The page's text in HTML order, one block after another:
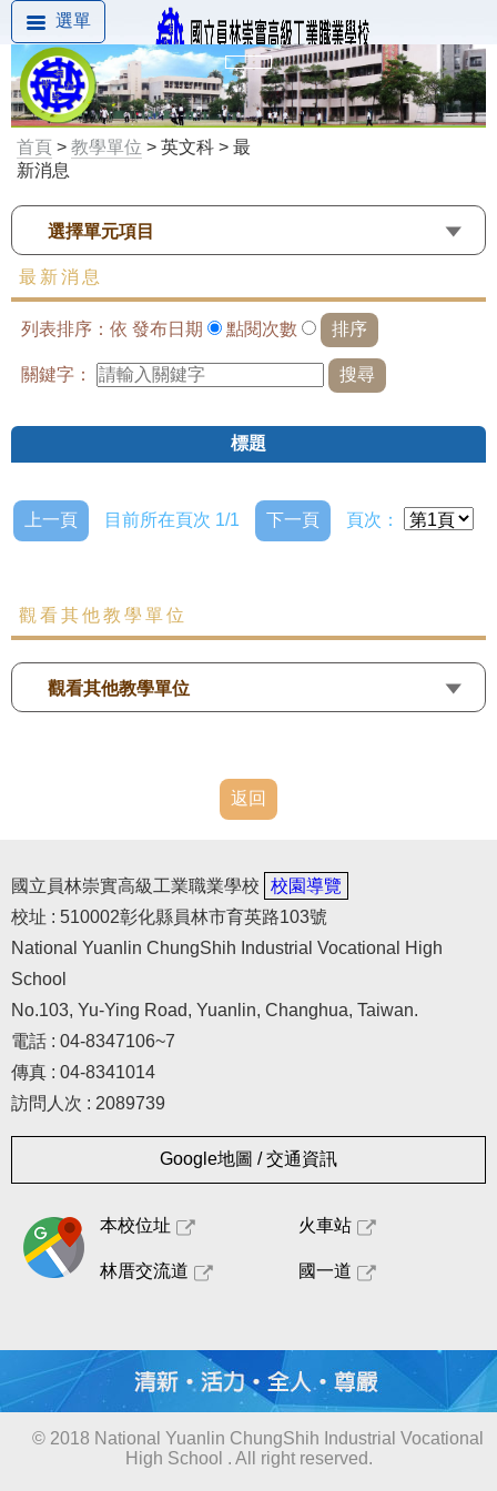
選單
首頁 > 教學單位 > 英文科 > 最
新消息
選擇單元項目
最新消息
列表排序：依 發布日期 點閱次數
關鍵字：
標題
上一頁 目前所在頁次 1/1 下一頁 頁次：
觀看其他教學單位
觀看其他教學單位
返回
國立員林崇實高級工業職業學校
校園導覽
校址 : 510002彰化縣員林市育英路103號
National Yuanlin ChungShih Industrial Vocational High
School
No.103, Yu-Ying Road, Yuanlin, Changhua, Taiwan.
電話 : 04-8347106~7
傳真 : 04-8341014
訪問人次 : 2089739
Google地圖 / 交通資訊
本校位址 火車站
林厝交流道 國一道
© 2018 National Yuanlin ChungShih Industrial Vocational
High School . All right reserved.